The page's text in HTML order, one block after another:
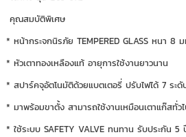
คุณสมบัติพิเศษ
* หน้ากระจกนิรภัย TEMPERED GLASS หนา 8
* หัวเตาทองเหลืองแท้ อายุการใช้งานยาวนาน
* สปาร์คจุอัตโนมัติด้วยแบตเตอรี่ ปรับไฟได้ 7 ระดั
* มาพร้อมขาตั้ง สามารถใช้งานเหมือนเตาแก๊สทั่ว
* ใช้ระบบ SAFETY VALVE ทนทาน รับประกัน 5